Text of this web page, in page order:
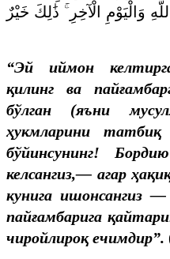
وَالْيَوْمِ الْآخِرِ ۚ ذَٰلِكَ خَيْرٌ
“Эй иймон
қилинг ва
бўлган (яъни
ҳукмларини татбиқ
бўйинсунинг!
келсангиз,— агар
кунига ишонсангиз
пайғамбарига
чиройлироқ ечимдир”.